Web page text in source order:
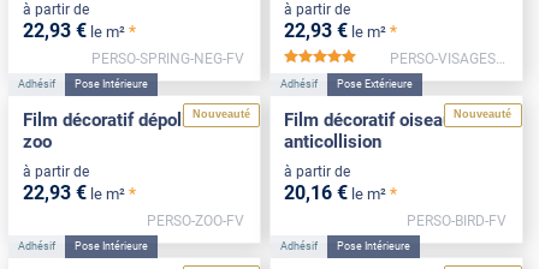
à partir de
22,93 € le m² *
PERSO-SPRING-NEG-FV
à partir de
22,93 € le m² *
*****
PERSO-VISAGES-FV
Nouveauté
Adhésif Pose Intérieure
Film décoratif dépoli motif
zoo
à partir de
22,93 € le m² *
PERSO-ZOO-FV
Nouveauté
Adhésif Pose Extérieure
Film décoratif oiseaux
anticollision
à partir de
20,16 € le m² *
PERSO-BIRD-FV
Adhésif Pose Intérieure Adhésif Pose Intérieure